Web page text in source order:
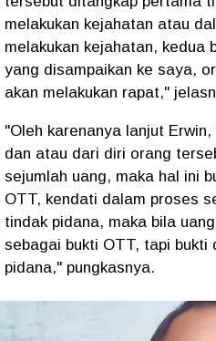
melakukan kejahatan atau
melakukan kejahatan, kedua
yang disampaikan ke saya,
akan melakukan rapat,"
"Oleh karenanya lanjut
dan atau dari diri orang
sejumlah uang, maka hal ini
OTT, kendati dalam proses
tindak pidana, maka bila
sebagai bukti OTT, tapi bukti
pidana," pungkasnya.